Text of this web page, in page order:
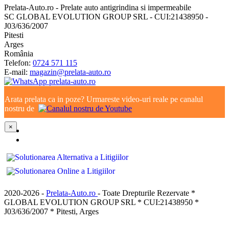
Prelata-Auto.ro - Prelate auto antigrindina si impermeabile
SC GLOBAL EVOLUTION GROUP SRL - CUI:21438950 -
J03/636/2007
Pitesti
Arges
România
Telefon: 0724 571 115
E-mail: magazin@prelata-auto.ro
Arata prelata ca in poze? Urmareste video-uri reale pe canalul
nostru de
×
2020-2026 - Prelata-Auto.ro - Toate Drepturile Rezervate *
GLOBAL EVOLUTION GROUP SRL * CUI:21438950 *
J03/636/2007 * Pitesti, Arges